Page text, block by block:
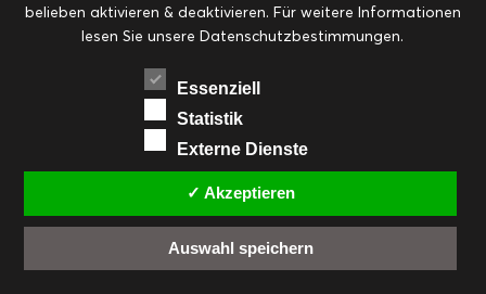
Eingemachtes Ohne Kategorie Ostern Resteküche
RezepteSaisonalSliderStartseite
Suppen, Salate & Vorspeisen
Vorspeisen, Salate & Suppen
Weihnachten Workshops & Events
FACEBOOK PINTEREST
EMAIL
belieben aktivieren & deaktivieren. Für weitere Informationen
lesen Sie unsere Datenschutzbestimmungen.
Essenziell
Statistik
Externe Dienste
✓ Akzeptieren
Auswahl speichern